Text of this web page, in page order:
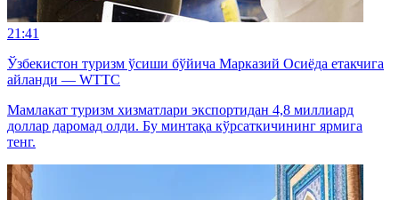
21:41
Ўзбекистон туризм ўсиши бўйича Марказий Осиёда етакчига
айланди — WTTC
Мамлакат туризм хизматлари экспортидан 4,8 миллиард
доллар даромад олди. Бу минтақа кўрсаткичининг ярмига
тенг.